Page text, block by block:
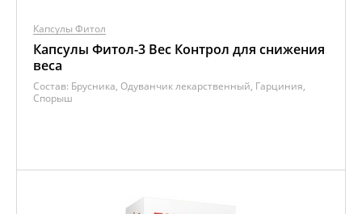
Капсулы Фитол
Капсулы Фитол-3 Вес Контрол для снижения
веса
Состав: Брусника, Одуванчик лекарственный, Гарциния,
Спорыш